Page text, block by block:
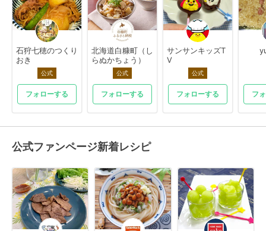
石狩七穂のつくり
おき
公式
フォローする
北海道白糠町（し
らぬかちょう）
公式
フォローする
サンサンキッズT
V
公式
フォローする フ
公式ファンページ新着レシピ